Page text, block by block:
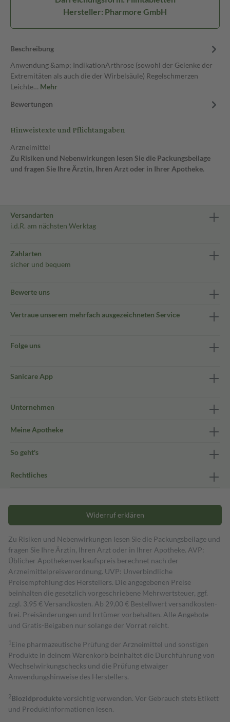
Hersteller: Pharmore GmbH
Beschreibung
Anwendung &amp; IndikationArthrose (sowohl der Gelenke der
Extremitäten als auch die der Wirbelsäule) Regelschmerzen
Leichte… Mehr
Bewertungen
Hinweistexte und Pflichtangaben
Arzneimittel
Zu Risiken und Nebenwirkungen lesen Sie die Packungsbeilage
und fragen Sie Ihre Ärztin, Ihren Arzt oder in Ihrer Apotheke.
Versandarten
i.d.R. am nächsten Werktag
Zahlarten
sicher und bequem
Bewerte uns
Vertraue unserem mehrfach ausgezeichneten Service
Folge uns
Sanicare App
Unternehmen
Meine Apotheke
So geht's
Rechtliches
Widerruf erklären
Zu Risiken und Nebenwirkungen lesen Sie die Packungsbeilage und
fragen Sie Ihre Ärztin, Ihren Arzt oder in Ihrer Apotheke. AVP:
Üblicher Apothekenverkaufspreis berechnet nach der
Arzneimittelpreisverordnung. UVP: Unverbindliche
Preisempfehlung des Herstellers. Die angegebenen Preise
beinhalten die gesetzlich vorgeschriebene Mehrwertsteuer, ggf.
zzgl. 3,95 € Versandkosten. Ab 29,00 € Bestell­wert versand­kosten­
frei. Preisänderungen und Irrtümer vorbehalten. Alle Angebote
und Gratis-Beigaben nur solange der Vorrat reicht.
1 Eine pharmazeutische Prüfung der Arzneimittel und sonstigen
Produkte in deinem Warenkorb beinhaltet die Durchführung von
Wechselwirkungschecks und die Prüfung etwaiger
Anwendungshinweise des Herstellers.
2Biozidproduktevorsichtig verwenden. Vor Gebrauch stets Etikett
und Produktinformationen lesen.